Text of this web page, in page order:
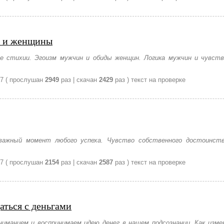
и женщины
стихии. Эгоизм мужчин и обиды женщин. Логика мужчин и
( прослушан 2949 раз | скачан 2429 раз ) текст на проверке
момент любого успеха. Чувство собственного
( прослушан 2154 раз | скачан 2587 раз ) текст на проверке
с деньгами